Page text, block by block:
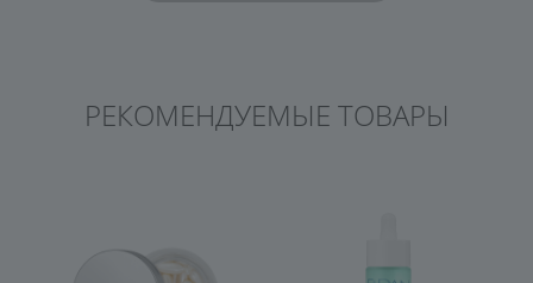
РЕКОМЕНДУЕМЫЕ ТОВАРЫ